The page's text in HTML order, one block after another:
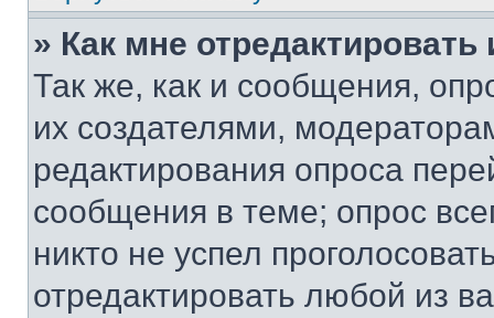
» Как мне
Так же, как и сообщения,
их создателями,
редактирования опроса
сообщения в теме; опрос
никто не успел
отредактировать любой из